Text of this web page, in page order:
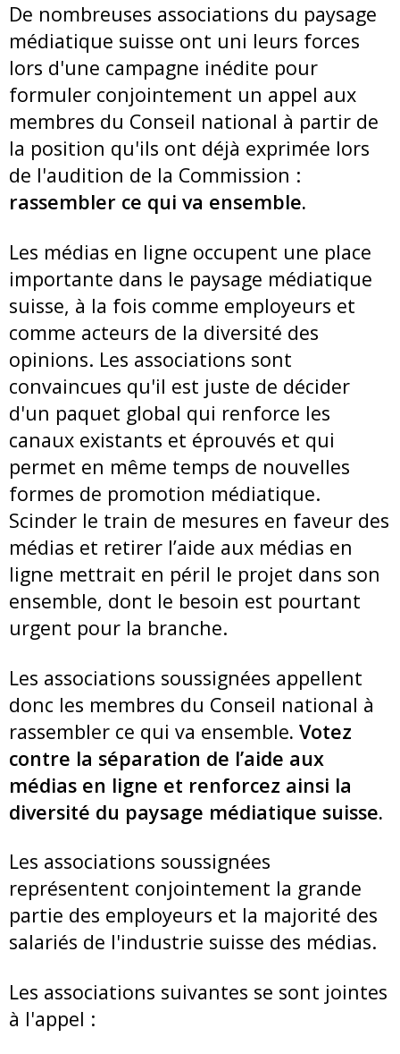
De nombreuses associations du paysage
médiatique suisse ont uni leurs forces
lors d'une campagne inédite pour
formuler conjointement un appel aux
membres du Conseil national à partir de
la position qu'ils ont déjà exprimée lors
de l'audition de la Commission :
rassembler ce qui va ensemble.
Les médias en ligne occupent une place
importante dans le paysage médiatique
suisse, à la fois comme employeurs et
comme acteurs de la diversité des
opinions. Les associations sont
convaincues qu'il est juste de décider
d'un paquet global qui renforce les
canaux existants et éprouvés et qui
permet en même temps de nouvelles
formes de promotion médiatique.
Scinder le train de mesures en faveur des
médias et retirer l’aide aux médias en
ligne mettrait en péril le projet dans son
ensemble, dont le besoin est pourtant
urgent pour la branche.
Les associations soussignées appellent
donc les membres du Conseil national à
rassembler ce qui va ensemble. Votez
contre la séparation de l’aide aux
médias en ligne et renforcez ainsi la
diversité du paysage médiatique suisse.
Les associations soussignées
représentent conjointement la grande
partie des employeurs et la majorité des
salariés de l'industrie suisse des médias.
Les associations suivantes se sont jointes
à l'appel :